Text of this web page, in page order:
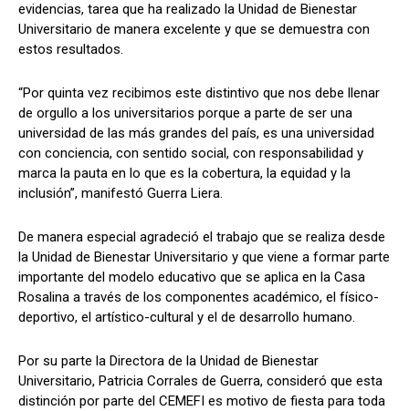
evidencias, tarea que ha realizado la Unidad de Bienestar
Universitario de manera excelente y que se demuestra con
estos resultados.
“Por quinta vez recibimos este distintivo que nos debe llenar
de orgullo a los universitarios porque a parte de ser una
universidad de las más grandes del país, es una universidad
con conciencia, con sentido social, con responsabilidad y
marca la pauta en lo que es la cobertura, la equidad y la
inclusión”, manifestó Guerra Liera.
De manera especial agradeció el trabajo que se realiza desde
la Unidad de Bienestar Universitario y que viene a formar parte
importante del modelo educativo que se aplica en la Casa
Rosalina a través de los componentes académico, el físico-
deportivo, el artístico-cultural y el de desarrollo humano.
Por su parte la Directora de la Unidad de Bienestar
Universitario, Patricia Corrales de Guerra, consideró que esta
distinción por parte del CEMEFI es motivo de fiesta para toda